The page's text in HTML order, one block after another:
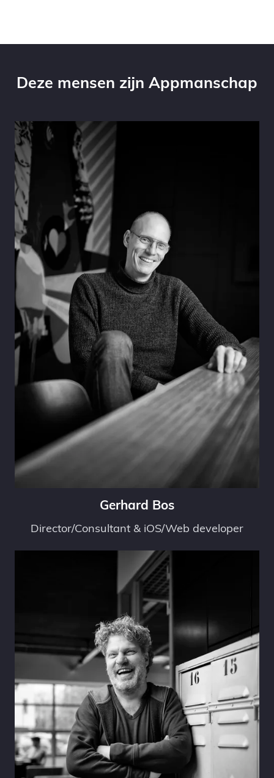
Deze mensen zijn Appmanschap
Gerhard Bos
Director/Consultant & iOS/Web developer